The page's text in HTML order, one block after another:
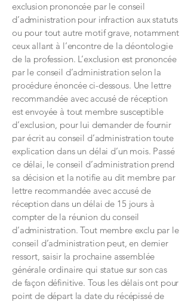
exclusion prononcée par le conseil
d’administration pour infraction aux statuts
ou pour tout autre motif grave, notamment
ceux allant à l’encontre de la déontologie
de la profession. L’exclusion est prononcée
par le conseil d’administration selon la
procédure énoncée ci-dessous. Une lettre
recommandée avec accusé de réception
est envoyée à tout membre susceptible
d’exclusion, pour lui demander de fournir
par écrit au conseil d’administration toute
explication dans un délai d’un mois. Passé
ce délai, le conseil d’administration prend
sa décision et la notifie au dit membre par
lettre recommandée avec accusé de
réception dans un délai de 15 jours à
compter de la réunion du conseil
d’administration. Tout membre exclu par le
conseil d’administration peut, en dernier
ressort, saisir la prochaine assemblée
générale ordinaire qui statue sur son cas
de façon définitive. Tous les délais ont pour
point de départ la date du récépissé de